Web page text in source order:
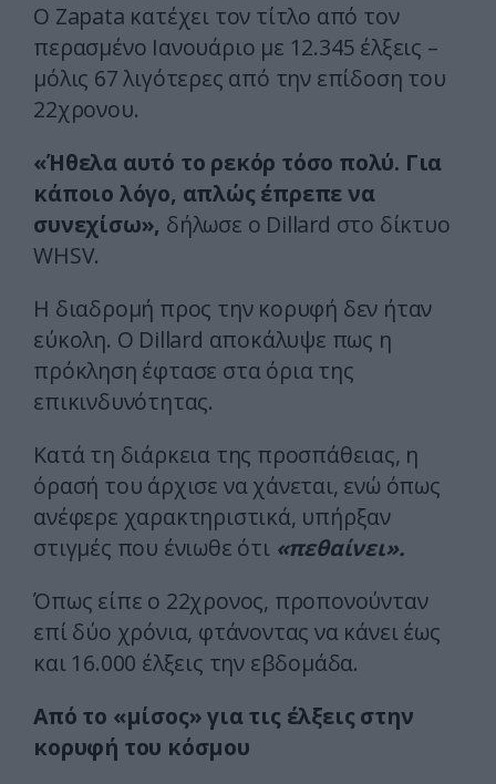
Ο Zapata κατέχει τον τίτλο από τον
περασμένο Ιανουάριο με 12.345 έλξεις –
μόλις 67 λιγότερες από την επίδοση του
22χρονου.
«Ήθελα αυτό το ρεκόρ τόσο πολύ. Για
κάποιο λόγο, απλώς έπρεπε να
συνεχίσω», δήλωσε ο Dillard στο δίκτυο
WHSV.
Η διαδρομή προς την κορυφή δεν ήταν
εύκολη. Ο Dillard αποκάλυψε πως η
πρόκληση έφτασε στα όρια της
επικινδυνότητας.
Κατά τη διάρκεια της προσπάθειας, η
όρασή του άρχισε να χάνεται, ενώ όπως
ανέφερε χαρακτηριστικά, υπήρξαν
στιγμές που ένιωθε ότι «πεθαίνει».
Όπως είπε ο 22χρονος, προπονούνταν
επί δύο χρόνια, φτάνοντας να κάνει έως
και 16.000 έλξεις την εβδομάδα.
Από το «μίσος» για τις έλξεις στην
κορυφή του κόσμου